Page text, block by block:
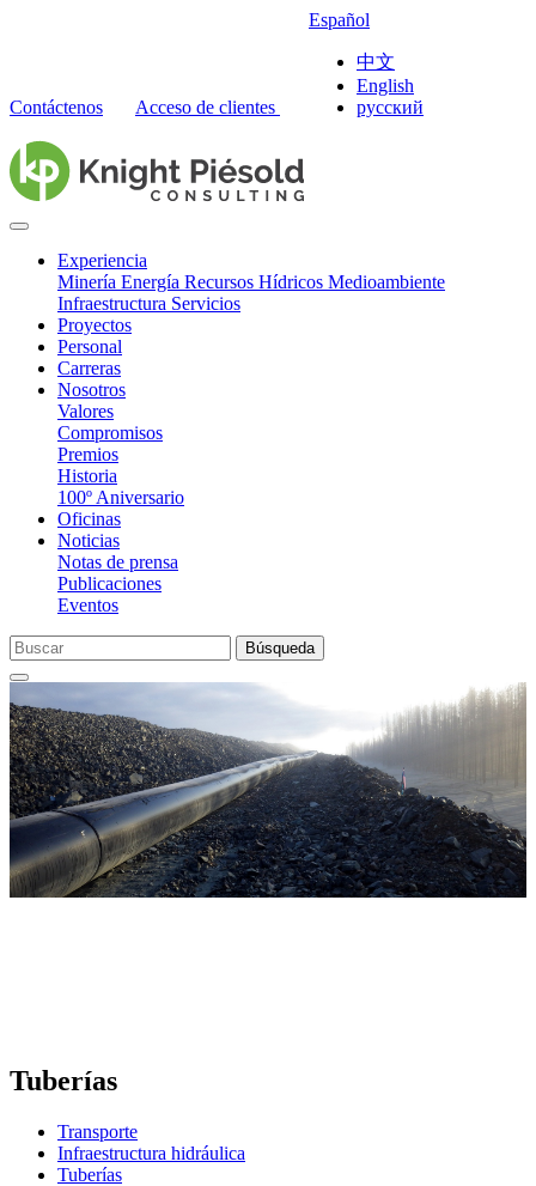
Contáctenos Acceso de clientes
Español
中文
English
русский
Experiencia
Minería Energía Recursos Hídricos Medioambiente
Infraestructura Servicios
Proyectos
Personal
Carreras
Nosotros
Valores
Compromisos
Premios
Historia
100º Aniversario
Oficinas
Noticias
Notas de prensa
Publicaciones
Eventos
Búsqueda
Tuberías
Transporte
Infraestructura hidráulica
Tuberías